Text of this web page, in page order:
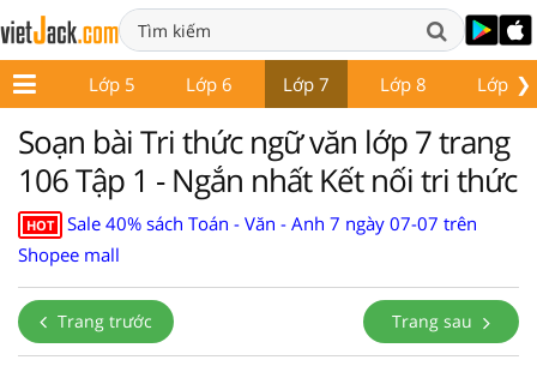
❯
4 Lớp 5 Lớp 6 Lớp 7 Lớp 8 Lớp 9
Soạn bài Tri thức ngữ văn lớp 7 trang
106 Tập 1 - Ngắn nhất Kết nối tri thức
HOT
Sale 40% sách Toán - Văn - Anh 7 ngày 07-07 trên
Shopee mall
Trang trước Trang sau